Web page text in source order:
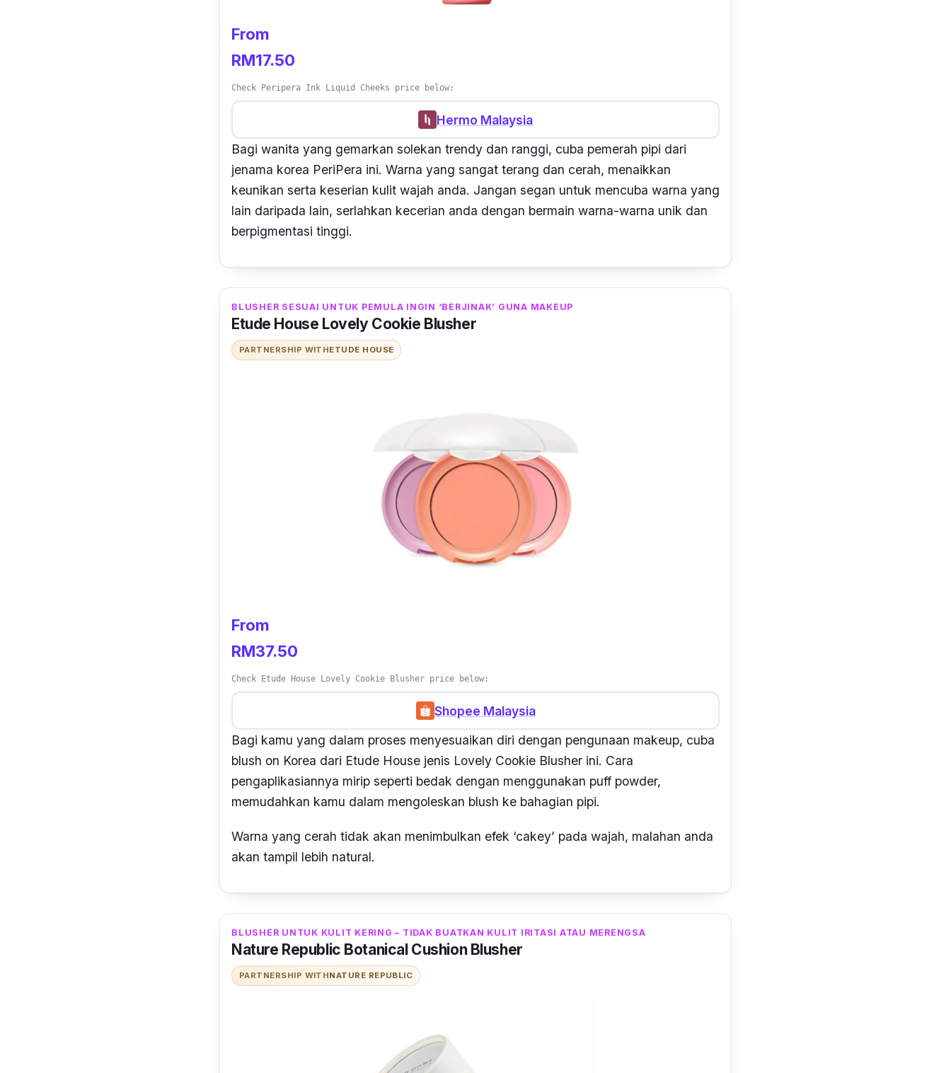
From
RM17.50
Check Peripera Ink Liquid Cheeks price below:
Hermo Malaysia
Bagi wanita yang gemarkan solekan trendy dan ranggi, cuba pemerah pipi dari
jenama korea PeriPera ini. Warna yang sangat terang dan cerah, menaikkan
keunikan serta keserian kulit wajah anda. Jangan segan untuk mencuba warna yang
lain daripada lain, serlahkan kecerian anda dengan bermain warna-warna unik dan
berpigmentasi tinggi.
BLUSHER SESUAI UNTUK PEMULA INGIN ‘BERJINAK’ GUNA MAKEUP
Etude House Lovely Cookie Blusher
PARTNERSHIP WITHETUDE HOUSE
From
RM37.50
Check Etude House Lovely Cookie Blusher price below:
Shopee Malaysia
Bagi kamu yang dalam proses menyesuaikan diri dengan pengunaan makeup, cuba
blush on Korea dari Etude House jenis Lovely Cookie Blusher ini. Cara
pengaplikasiannya mirip seperti bedak dengan menggunakan puff powder,
memudahkan kamu dalam mengoleskan blush ke bahagian pipi.
Warna yang cerah tidak akan menimbulkan efek ‘cakey’ pada wajah, malahan anda
akan tampil lebih natural.
BLUSHER UNTUK KULIT KERING – TIDAK BUATKAN KULIT IRITASI ATAU MERENGSA
Nature Republic Botanical Cushion Blusher
PARTNERSHIP WITHNATURE REPUBLIC